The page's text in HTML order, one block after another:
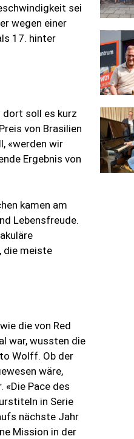
sei
wegen einer
17. hinter
dort soll es kurz
von Brasilien
«werden wir
Ergebnis von
kamen am
Lebensfreude.
die meiste
die von Red
war, wussten die
Wolff. Ob der
wäre,
Pace des
in Serie
nächste Jahr
Mission in der